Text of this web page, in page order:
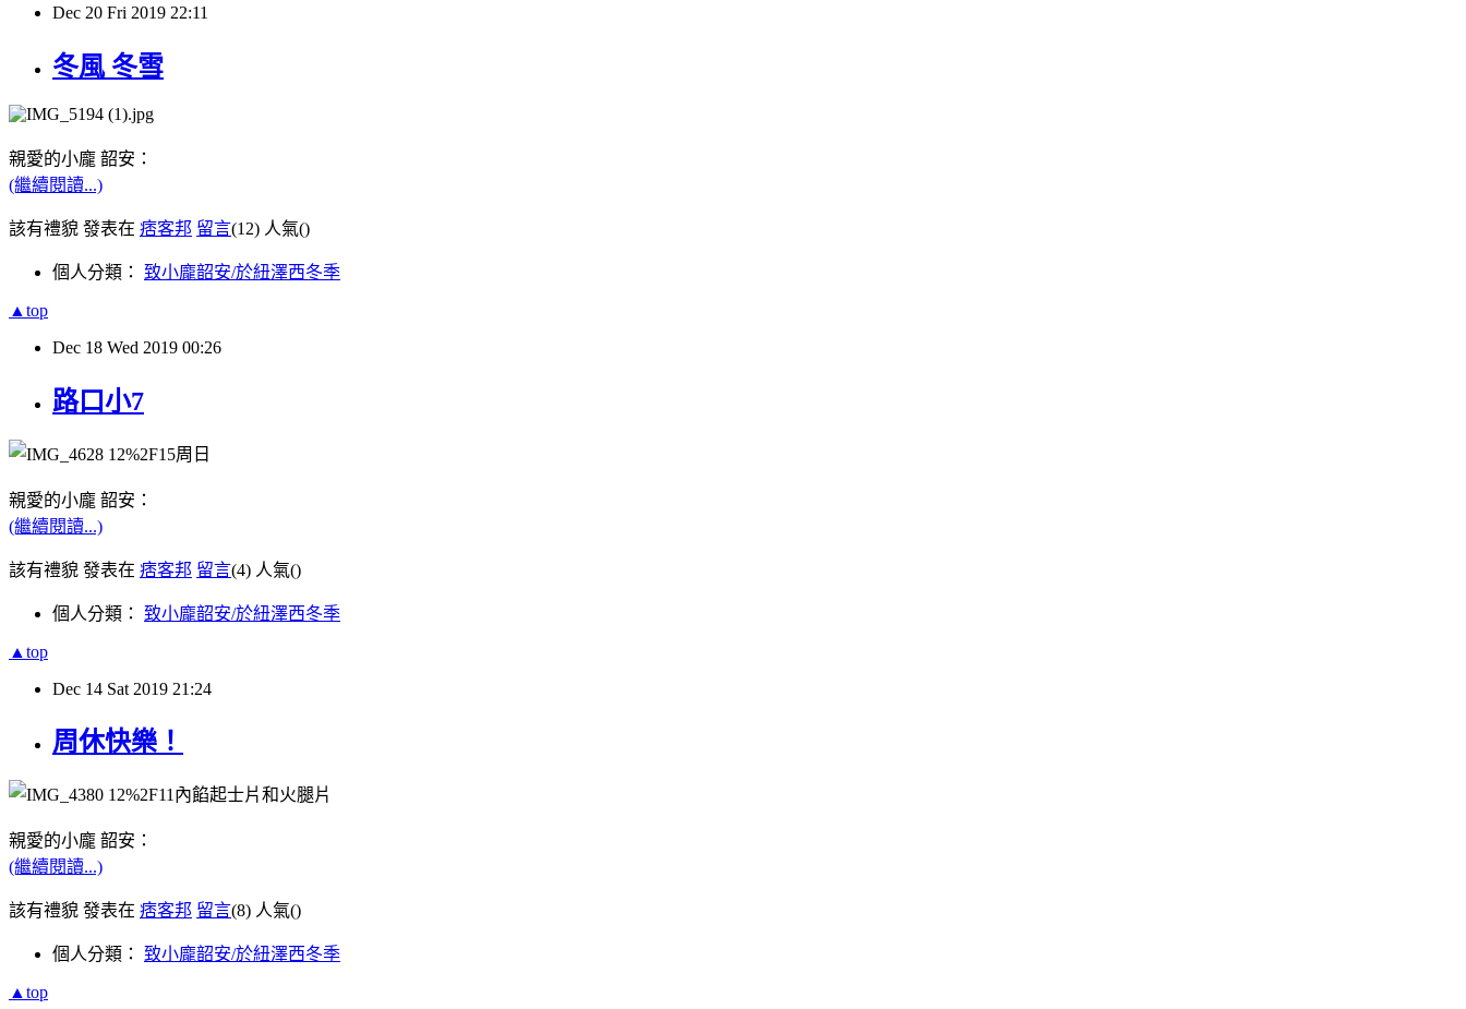
Dec 20 Fri 2019 22:11
冬風 冬雪
親愛的小龐 韶安：
(繼續閱讀...)
該有禮貌 發表在 痞客邦 留言(12) 人氣()
個人分類： 致小龐韶安/於紐澤西冬季
▲top
Dec 18 Wed 2019 00:26
路口小7
親愛的小龐 韶安：
(繼續閱讀...)
該有禮貌 發表在 痞客邦 留言(4) 人氣()
個人分類： 致小龐韶安/於紐澤西冬季
▲top
Dec 14 Sat 2019 21:24
周休快樂！
親愛的小龐 韶安：
(繼續閱讀...)
該有禮貌 發表在 痞客邦 留言(8) 人氣()
個人分類： 致小龐韶安/於紐澤西冬季
▲top